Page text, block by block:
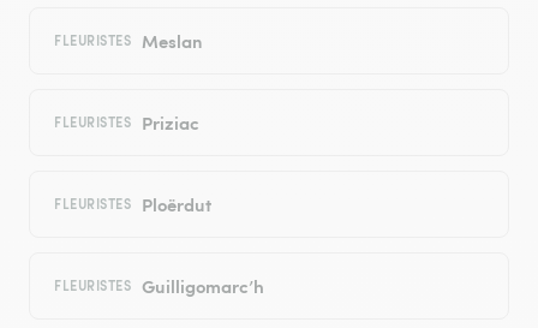
FLEURISTES Meslan
FLEURISTES Priziac
FLEURISTES Ploërdut
FLEURISTES Guilligomarc’h